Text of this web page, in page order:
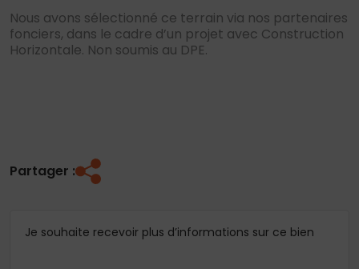
Nous avons sélectionné ce terrain via nos partenaires
fonciers, dans le cadre d’un projet avec Construction
Horizontale. Non soumis au DPE.
Partager :
Je souhaite recevoir plus d’informations sur ce bien